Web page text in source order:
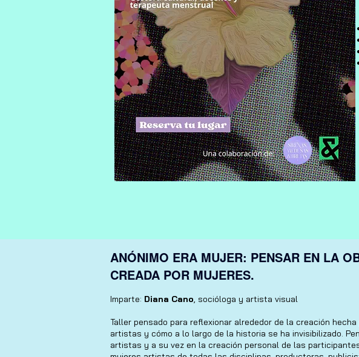
ANÓNIMO ERA MUJER: PENSAR EN LA
CREADA POR MUJERES.
Imparte: Diana Cano, socióloga y artista visual
Taller pensado para reflexionar alrededor de la creación hecha
artistas y cómo a lo largo de la historia se ha invisibilizado.
artistas y a su vez en la creación personal de las